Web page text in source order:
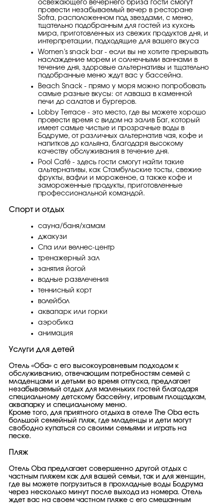
освежающего вечернего бриза гости смогут
провести незабываемый вечер в ресторане
Sofra, расположенном под звездами, с меню,
тщательно подобранным для гостей из кухонь
мира, приготовленных из свежих продуктов дня, и
интерпретации, подходящие для вашего вкуса
Women’s snack bar - если вы не хотите прерывать
наслаждение морем и солнечными ваннами в
течение дня, здоровые альтернативы и тщательно
подобранные меню ждут вас у бассейна.
Beach Snack - прямо у моря можно попробовать
самые разные вкусы: от лаваша в каменной
печи до салатов и бургеров.
Lobby Terrace - это место, где вы можете хорошо
провести время с видом на залив Баг, который
имеет самые чистые и прозрачные воды в
Бодруме, от различных альтернатив чая, кофе и
напитков до кальяна, благодаря высокому
качеству обслуживания в течение дня.
Pool Café - здесь гости смогут найти такие
альтернативы, как Стамбульские тосты, свежие
фрукты, вафли и мороженое, а также кофе и
замороженные продукты, приготовленные
профессиональной командой.
Спорт и отдых
сауна/баня/хамам
джакузи
Спа или велнес-центр
тренажерный зал
занятия йогой
водные развлечения
теннисный корт
волейбол
аквапарк или горки
аэробика
анимация
Услуги для детей
Отель «Оба» с его высокоуровневым подходом к
обслуживанию, отвечающим потребностям семей с
младенцами и детьми во время отпуска, предлагает
незабываемый отдых для маленьких гостей благодаря
специальному детскому бассейну, игровым площадкам,
аквапарку и специальному меню.
Кроме того, для приятного отдыха в отеле The Oba есть
большой семейный пляж, где младенцы и дети могут
свободно купаться со своими семьями и играть на
песке.
Пляж
Отель Oba предлагает совершенно другой отдых с
частным пляжем как для вашей семьи, так и для женщин,
где вы можете погрузиться в прохладные воды Бодрума
через несколько минут после выхода из номера. Отель
ждет вас на своем частном пляже с его смешанным